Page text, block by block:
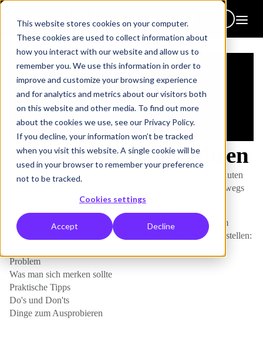
This website stores cookies on your computer.
These cookies are used to collect information about
how you interact with our website and allow us to
remember you. We use this information in order to
improve and customize your browsing experience
and for analytics and metrics about our visitors both
on this website and other media. To find out more
about the cookies we use, see our Privacy Policy.
If you decline, your information won’t be tracked
when you visit this website. A single cookie will be
used in your browser to remember your preference
not to be tracked.
Cookies settings
Accept Decline
Gedeihen in fünf Jahren
Unsere "Thrive in Five"-Videos sind nur zwei bis drei Minuten
lang und eignen sich hervorragend für Lernende, die unterwegs
sind und intelligente Geräte verwenden.
Das Mikro-Learning nutzt diese strukturierte Methodik, um
aussagekräftige und ansprechende Videoanimationen zu erstellen:
Problem
Was man sich merken sollte
Praktische Tipps
Do's und Don'ts
Dinge zum Ausprobieren